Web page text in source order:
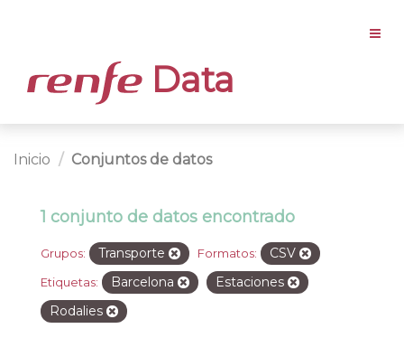
Data
Inicio Conjuntos de datos
1 conjunto de datos encontrado
Grupos: Transporte Formatos: CSV
Etiquetas: Barcelona
Estaciones
Rodalies